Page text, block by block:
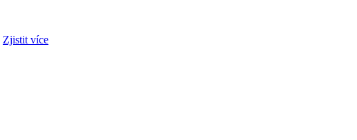
Zjistit více